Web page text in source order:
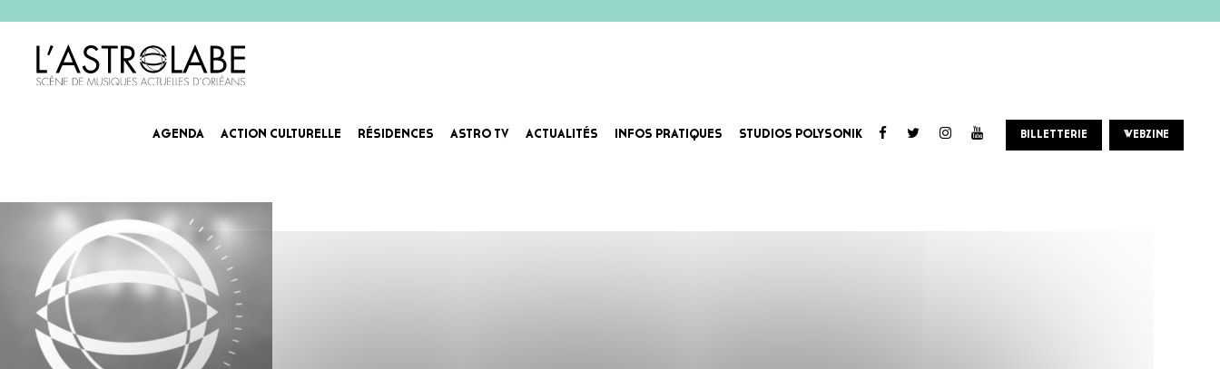
AGENDA ACTION CULTURELLE RÉSIDENCES ASTRO TV ACTUALITÉS INFOS PRATIQUES STUDIOS POLYSONIK BILLETTERIE WEBZINE